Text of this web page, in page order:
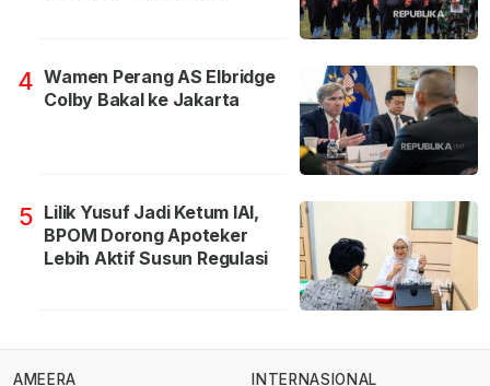
4 Wamen Perang AS Elbridge
Colby Bakal ke Jakarta
5 Lilik Yusuf Jadi Ketum IAI,
BPOM Dorong Apoteker
Lebih Aktif Susun Regulasi
AMEERA INTERNASIONAL